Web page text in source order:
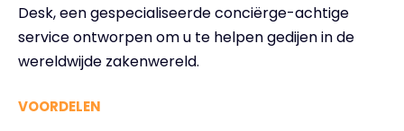
Desk, een gespecialiseerde conciërge-achtige
service ontworpen om u te helpen gedijen in de
wereldwijde zakenwereld.
VOORDELEN